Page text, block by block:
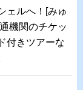
ェルへ！[みゅ
機関のチケッ
付きツアーな